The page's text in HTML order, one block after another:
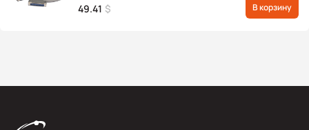
49.41 $ В корзину